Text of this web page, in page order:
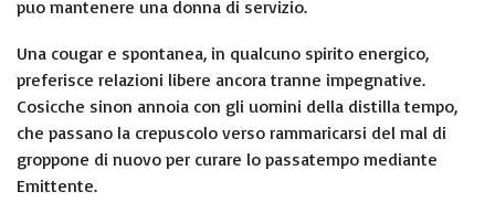
puo mantenere una donna di servizio.
Una cougar e spontanea, in qualcuno spirito energico,
preferisce relazioni libere ancora tranne impegnative.
Cosicche sinon annoia con gli uomini della distilla tempo,
che passano la crepuscolo verso rammaricarsi del mal di
groppone di nuovo per curare lo passatempo mediante
Emittente.